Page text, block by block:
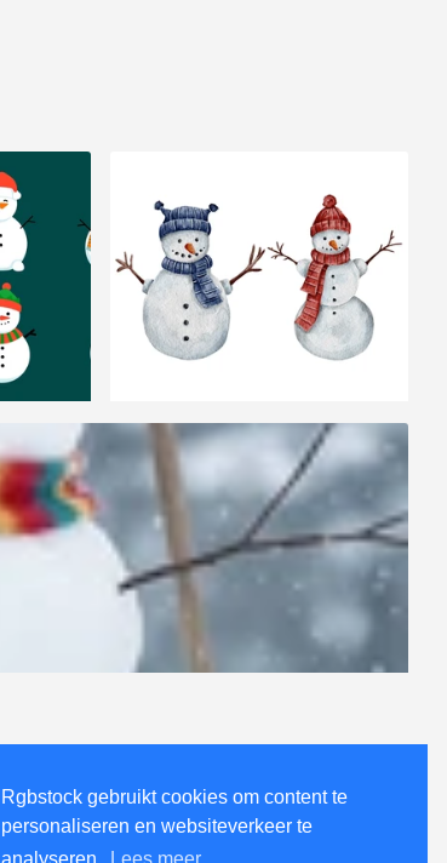
Rgbstock gebruikt cookies om content te
personaliseren en websiteverkeer te